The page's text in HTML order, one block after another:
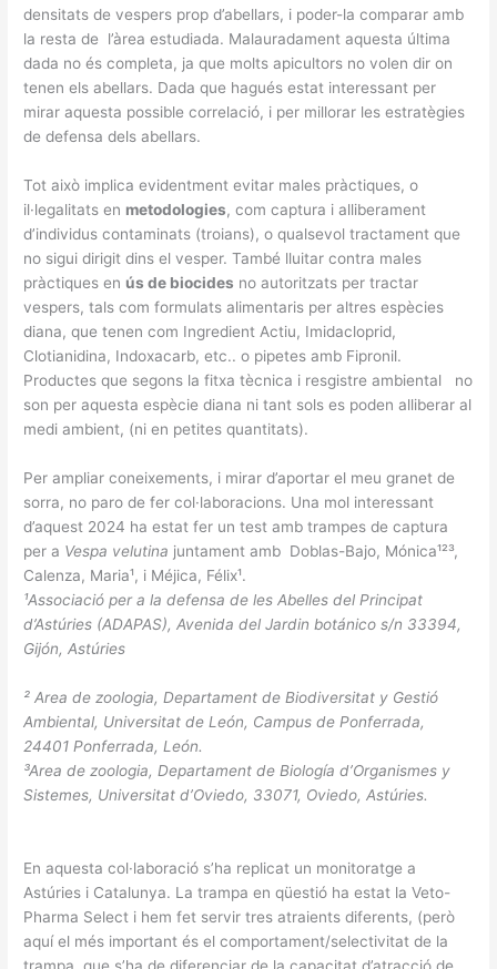
densitats de vespers prop d’abellars, i poder-la comparar amb
la resta de l’àrea estudiada. Malauradament aquesta última
dada no és completa, ja que molts apicultors no volen dir on
tenen els abellars. Dada que hagués estat interessant per
mirar aquesta possible correlació, i per millorar les estratègies
de defensa dels abellars.
Tot això implica evidentment evitar males pràctiques, o
il·legalitats en metodologies, com captura i alliberament
d’individus contaminats (troians), o qualsevol tractament que
no sigui dirigit dins el vesper. També lluitar contra males
pràctiques en ús de biocides no autoritzats per tractar
vespers, tals com formulats alimentaris per altres espècies
diana, que tenen com Ingredient Actiu, Imidacloprid,
Clotianidina, Indoxacarb, etc.. o pipetes amb Fipronil.
Productes que segons la fitxa tècnica i resgistre ambiental no
son per aquesta espècie diana ni tant sols es poden alliberar al
medi ambient, (ni en petites quantitats).
Per ampliar coneixements, i mirar d’aportar el meu granet de
sorra, no paro de fer col·laboracions. Una mol interessant
d’aquest 2024 ha estat fer un test amb trampes de captura
per a Vespa velutina juntament amb Doblas-Bajo, Mónica¹²³,
Calenza, Maria¹, i Méjica, Félix¹.
¹Associació per a la defensa de les Abelles del Principat
d’Astúries (ADAPAS), Avenida del Jardin botánico s/n 33394,
Gijón, Astúries
² Area de zoologia, Departament de Biodiversitat y Gestió
Ambiental, Universitat de León, Campus de Ponferrada,
24401 Ponferrada, León.
³Area de zoologia, Departament de Biología d’Organismes y
Sistemes, Universitat d’Oviedo, 33071, Oviedo, Astúries.
En aquesta col·laboració s’ha replicat un monitoratge a
Astúries i Catalunya. La trampa en qüestió ha estat la Veto-
Pharma Select i hem fet servir tres atraients diferents, (però
aquí el més important és el comportament/selectivitat de la
trampa, que s’ha de diferenciar de la capacitat d’atracció de